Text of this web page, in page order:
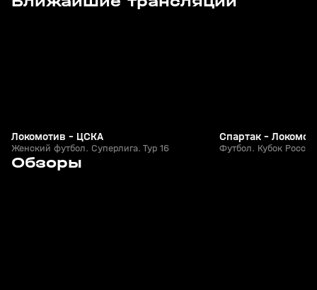
Локомотив - ЦСКА
Женский футбол. Суперлига. Тур 16
Спартак -
Футбол. Кубок
Обзоры
01 авг, 16:32 24 июл, 19:00